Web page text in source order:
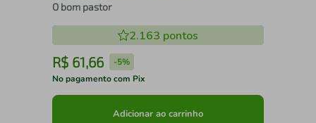
O bom pastor
2.163 pontos
R$ 61,66 -5%
No pagamento com Pix
Adicionar ao carrinho